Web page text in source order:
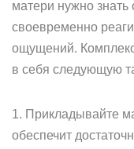
матери нужно знать
своевременно
ощущений.
в себя следующую
1. Прикладывайте
обеспечит